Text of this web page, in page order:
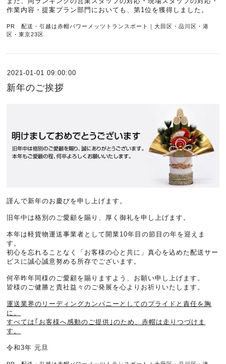
作業内容・提案プラン部門においても、第1位を獲得しました。
PR 配送・引越は赤帽パワーメッツトランスポート｜大田区・品川区・港
区・東京23区
2021-01-01 09:00:00
新年のご挨拶
謹んで新年のお慶びを申し上げます。
旧年中は格別のご愛顧を賜り、厚く御礼を申し上げます。
本年は軽貨物運送事業者として開業10年目の節目の年を迎えま
す。
初心を忘れることなく「お客様の心と共に」真心を込めた配送サー
ビスに誠心誠意努める所存でございます。
何卒昨年同様のご愛顧を賜りますよう、お願い申し上げます。
皆様のご健勝と貴社益々のご発展を心よりお祈りいたします。
運送業界のリーディングカンパニーとしてのプライドと責任を胸
に。
すべては｢お客様へ感動のご提供｣のため、赤帽は走りつづけま
す。
令和3年 元旦